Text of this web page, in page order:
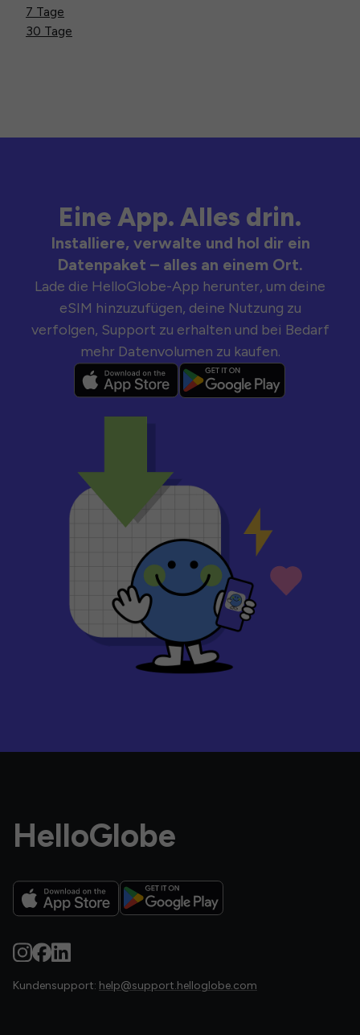
7 Tage
30 Tage
Eine App. Alles drin.
Installiere, verwalte und hol dir ein
Datenpaket – alles an einem Ort.
Lade die HelloGlobe-App herunter, um deine
eSIM hinzuzufügen, deine Nutzung zu
verfolgen, Support zu erhalten und bei Bedarf
mehr Datenvolumen zu kaufen.
HelloGlobe
Kundensupport: help@support.helloglobe.com